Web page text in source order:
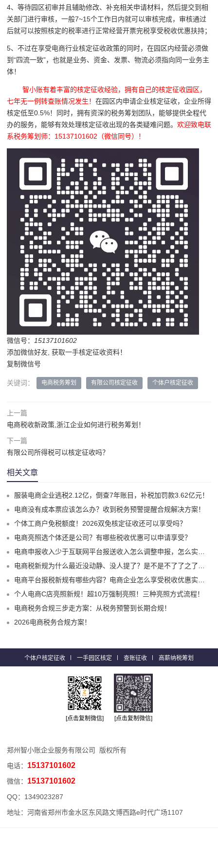
4、等待园区初审并且辅助修改、补充相关申请材料，然后提交到相
关部门进行审核，一般7~15个工作日内就可以审核完成，审核通过
后就可以按照核定的税率进行正常经营开票完税享受税收优惠扶持；
5、不过在享受电商行业核定征收政策的同时，在园区内经营必须做
到 “四流一致”，也就是业务、资金、发票、物流必须指向同一业务主
体！
智小账有着丰富的核定征收经验，拥有自己的核定征收园区，
七年无一例转查账情况发生！ 在园区内申请企业核定征收，企业所得
核定低至0.5%！同时，拥有资深的税务筹划团队，能够提供全程代
办的服务，能够有效处理核定征收出现的各类疑难问题。 欢迎致电联
系税务筹划师：15137101602（微信同号）！
微信号：
15137101602
添加微信好友, 获取一手核定征收资料！
复制微信号
关键词： 电商税务筹划 有限公司核定征收 个体户核定征收
上一篇
电商税收新政策,浙江企业如何进行税务筹划！
下一篇
有限公司所得税可以核定征收吗？
相关文章
服装电商企业逃税2.12亿，倒查7年账目，补税加罚款3.62亿元！
电商没有成本票应该怎么办？收到税务预警提醒合规解决方案！
个体工商户免税额度！2026双免核定征收还可以享受吗？
电商亮照选个体还是公司？有哪些税收优惠可以申请享受？
电商申报收入少于互联网平台报送收入怎么调整申报，怎么实现合规申报享受税收优惠！
电商税新规为什么最近没动静、没人提了？是不是不了了之了嘛？
电商平台报税新规有哪些内容？电商企业怎么享受税收优惠实现税务合规？
个人电商C店亮照新规！超10万强制亮照！三种亮照方式流程！
电商税务合规三步走方案：从税务预警到长期合规！
2026电商税务合规方案！
个体户核定征收 一手园区核定 查账征收 高薪纳税筹划
[点击复制微信] [点击复制微信]
郑州智小账企业服务有限公司 版权所有
电话： 15137101602
微信： 15137101602
QQ： 1349023287
地址：河南省郑州市金水区东风路文博西路e时代广场1107